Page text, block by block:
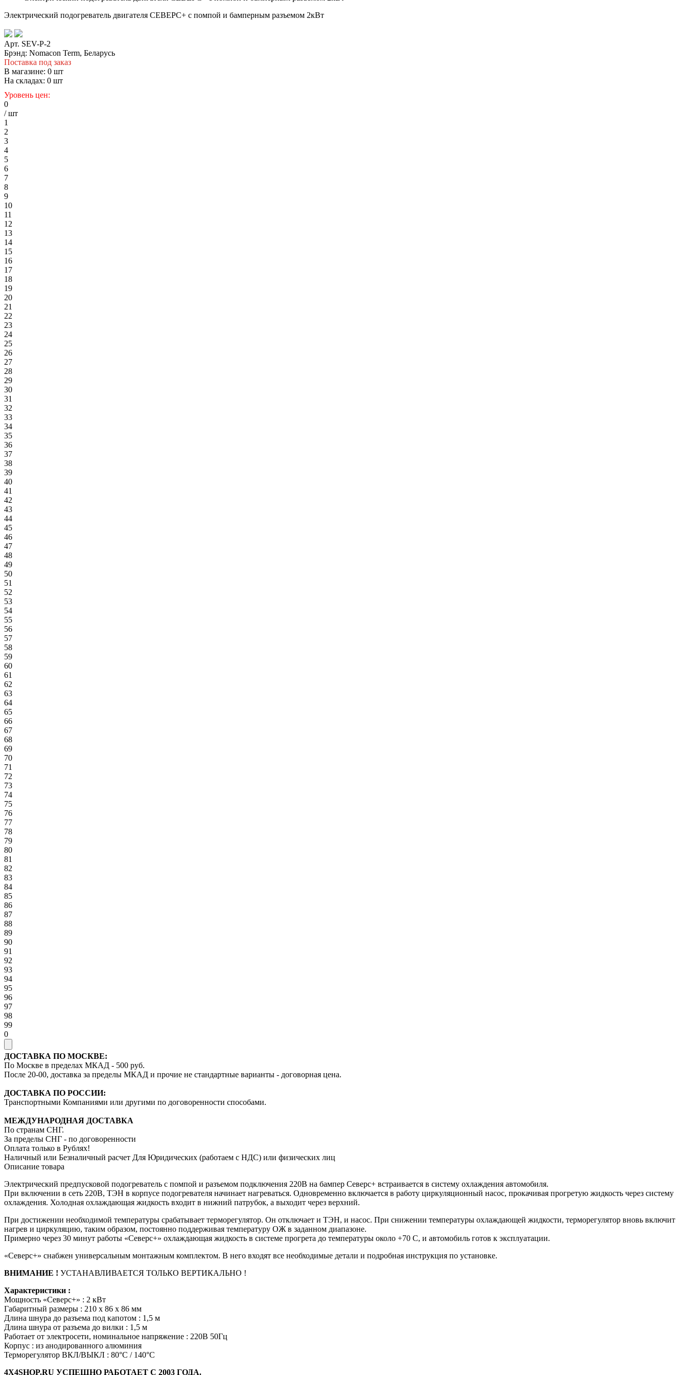
Электрический подогреватель двигателя СЕВЕРС+ с помпой и бамперным разъемом 2кВт
Арт. SEV-P-2
Брэнд: Nomacon Term, Беларусь
Поставка под заказ
В магазине: 0 шт
На складах: 0 шт
Уровень цен:
0
/ шт
1
2
3
4
5
6
7
8
9
10
11
12
13
14
15
16
17
18
19
20
21
22
23
24
25
26
27
28
29
30
31
32
33
34
35
36
37
38
39
40
41
42
43
44
45
46
47
48
49
50
51
52
53
54
55
56
57
58
59
60
61
62
63
64
65
66
67
68
69
70
71
72
73
74
75
76
77
78
79
80
81
82
83
84
85
86
87
88
89
90
91
92
93
94
95
96
97
98
99
0
ДОСТАВКА ПО МОСКВЕ:
По Москве в пределах МКАД - 500 руб.
После 20-00, доставка за пределы МКАД и прочие не стандартные варианты - договорная цена.
ДОСТАВКА ПО РОССИИ:
Транспортными Компаниями или другими по договоренности способами.
МЕЖДУНАРОДНАЯ ДОСТАВКА
По странам СНГ.
За пределы СНГ - по договоренности
Оплата только в Рублях!
Наличный или Безналичный расчет Для Юридических (работаем с НДС) или физических лиц
Описание товара
Электрический предпусковой подогреватель с помпой и разъемом подключения 220В на бампер Северс+ встраивается в систему охлаждения автомобиля.
При включении в сеть 220В, ТЭН в корпусе подогревателя начинает нагреваться. Одновременно включается в работу циркуляционный насос, прокачивая прогретую жидкость через систему
охлаждения. Холодная охлаждающая жидкость входит в нижний патрубок, а выходит через верхний.
При достижении необходимой температуры срабатывает терморегулятор. Он отключает и ТЭН, и насос. При снижении температуры охлаждающей жидкости, терморегулятор вновь включит
нагрев и циркуляцию, таким образом, постоянно поддерживая температуру ОЖ в заданном диапазоне.
Примерно через 30 минут работы «Северс+» охлаждающая жидкость в системе прогрета до температуры около +70 С, и автомобиль готов к эксплуатации.
«Северс+» снабжен универсальным монтажным комплектом. В него входят все необходимые детали и подробная инструкция по установке.
ВНИМАНИЕ ! УСТАНАВЛИВАЕТСЯ ТОЛЬКО ВЕРТИКАЛЬНО !
Характеристики :
Мощность «Северс+» : 2 кВт
Габаритный размеры : 210 х 86 х 86 мм
Длина шнура до разъема под капотом : 1,5 м
Длина шнура от разъема до вилки : 1,5 м
Работает от электросети, номинальное напряжение : 220В 50Гц
Корпус : из анодированного алюминия
Терморегулятор ВКЛ/ВЫКЛ : 80°С / 140°С
4X4SHOP.RU УСПЕШНО РАБОТАЕТ С 2003 ГОДА.